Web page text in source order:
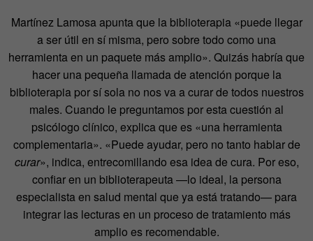
Martínez Lamosa apunta que la biblioterapia «puede llegar
a ser útil en sí misma, pero sobre todo como una
herramienta en un paquete más amplio». Quizás habría que
hacer una pequeña llamada de atención porque la
biblioterapia por sí sola no nos va a curar de todos nuestros
males. Cuando le preguntamos por esta cuestión al
psicólogo clínico, explica que es «una herramienta
complementaria». «Puede ayudar, pero no tanto hablar de
curar», indica, entrecomillando esa idea de cura. Por eso,
confiar en un biblioterapeuta —lo ideal, la persona
especialista en salud mental que ya está tratando— para
integrar las lecturas en un proceso de tratamiento más
amplio es recomendable.